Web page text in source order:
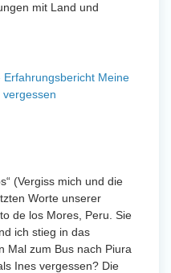
mit Land und
Meine
(Vergiss mich und die
Worte unserer
de los Mores, Peru. Sie
ich stieg in das
Mal zum Bus nach Piura
Ines vergessen? Die